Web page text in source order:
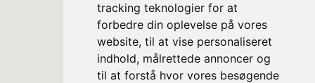
tracking teknologier for at
forbedre din oplevelse på vores
website, til at vise personaliseret
indhold, målrettede annoncer og
til at forstå hvor vores besøgende